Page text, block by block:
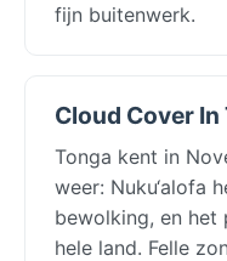
fijn buitenwerk.
Cloud Cover
Tonga kent in
weer: Nuku‘alofa
bewolking, en het
hele land. Felle